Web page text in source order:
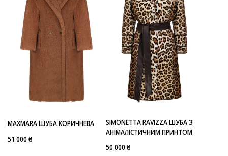
ОДЯГ
ШУБА
КОЛІР
КОРИЧНЕВИЙ
АНІМАЛІСТИЧНИЙ ПРИНТ
РОЗМІР
40
БРЕНД
MAXMARA
MAXMARA ШУБА КОРИЧНЕВА
51 000 ₴
SIMONETTA RAVIZZA ШУБА З
АНІМАЛІСТИЧНИМ ПРИНТОМ
50 000 ₴